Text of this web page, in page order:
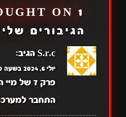
1 THOUGHT ON “
הגיבורים שלי
S.r.c הגיב:
יולי 6, 2024 בשעה 10:40 pm
פרק 7 של מיי הירו אקדמי לא עובד
התחבר